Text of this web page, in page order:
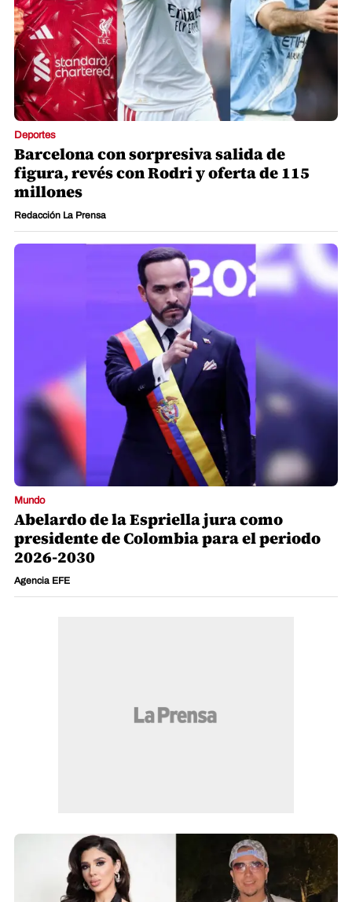
Deportes
Barcelona con sorpresiva salida de
figura, revés con Rodri y oferta de 115
millones
Redacción La Prensa
Mundo
Abelardo de la Espriella jura como
presidente de Colombia para el periodo
2026-2030
Agencia EFE